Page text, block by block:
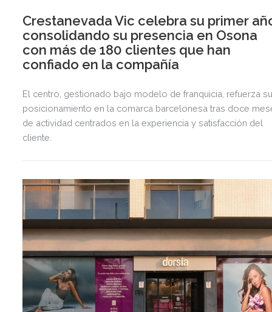
Crestanevada Vic celebra su primer
consolidando su presencia en Osona
con más de 180 clientes que han
confiado en la compañía
El centro, gestionado bajo modelo de franquicia, refuerza
posicionamiento en la comarca barcelonesa tras doce
de actividad centrados en la experiencia y satisfacción del
cliente.